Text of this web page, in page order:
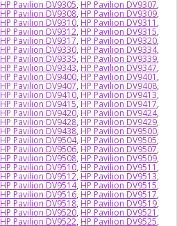
HP Pavilion DV9305, HP Pavilion DV9307,
HP Pavilion DV9308, HP Pavilion DV9309,
HP Pavilion DV9310, HP Pavilion DV9311 ,
HP Pavilion DV9312, HP Pavilion DV9315,
HP Pavilion DV9317, HP Pavilion DV9320,
HP Pavilion DV9330, HP Pavilion DV9334,
HP Pavilion DV9335, HP Pavilion DV9339,
HP Pavilion DV9343, HP Pavilion DV9347,
HP Pavilion DV9400, HP Pavilion DV9401 ,
HP Pavilion DV9407, HP Pavilion DV9408,
HP Pavilion DV9410, HP Pavilion DV9413,
HP Pavilion DV9415, HP Pavilion DV9417,
HP Pavilion DV9420, HP Pavilion DV9424,
HP Pavilion DV9428, HP Pavilion DV9429,
HP Pavilion DV9438, HP Pavilion DV9500,
HP Pavilion DV9504, HP Pavilion DV9505,
HP Pavilion DV9506, HP Pavilion DV9507,
HP Pavilion DV9508, HP Pavilion DV9509,
HP Pavilion DV9510, HP Pavilion DV9511 ,
HP Pavilion DV9512, HP Pavilion DV9513,
HP Pavilion DV9514, HP Pavilion DV9515,
HP Pavilion DV9516, HP Pavilion DV9517,
HP Pavilion DV9518, HP Pavilion DV9519,
HP Pavilion DV9520, HP Pavilion DV9521 ,
HP Pavilion DV9522, HP Pavilion DV9525,